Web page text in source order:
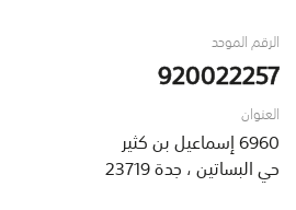
الرقم الموحد
920022257
العنوان
6960 إسماعيل بن كثير
حي البساتين ، جدة 23719